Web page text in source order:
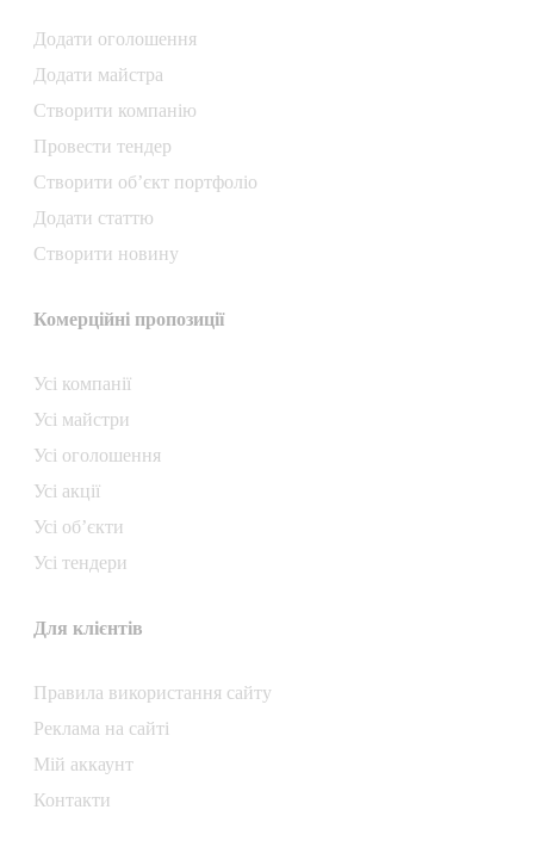
Додати oголошення
Додати майстра
Створити компанiю
Провести тендер
Створити об’єкт портфоліо
Додати статтю
Створити новину
Комерційні пропозиції
Усі компанії
Усі майстри
Усі оголошення
Усі акції
Усі об’єкти
Усі тендери
Для клієнтів
Правила використання сайту
Реклама на сайті
Мій аккаунт
Контакти